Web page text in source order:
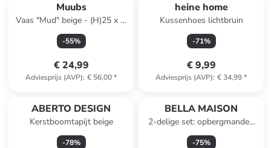
Muubs
Vaas "Mud" beige - (H)25 x Ø
16 cm
-55%
€ 24,99
Adviesprijs (AVP): € 56,00*
heine home
Kussenhoes lichtbruin
-71%
€ 9,99
Adviesprijs (AVP): € 34,99*
ABERTO DESIGN
Kerstboomtapijt beige
-78%
BELLA MAISON
2-delige set: opbergmanden
blauw/wit
-75%